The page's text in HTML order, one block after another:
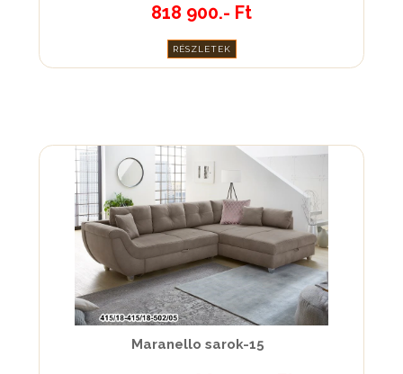
818 900.- Ft
RÉSZLETEK
Maranello sarok-15